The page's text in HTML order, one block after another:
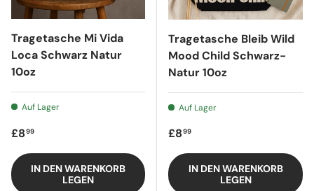
Tragetasche Mi Vida
Loca Schwarz Natur
10oz
Auf Lager
Regulärer Preis
£899
IN DEN WARENKORB
LEGEN
Tragetasche Bleib Wild
Mood Child Schwarz-
Natur 10oz
Auf Lager
Regulärer Preis
£899
IN DEN WARENKORB
LEGEN